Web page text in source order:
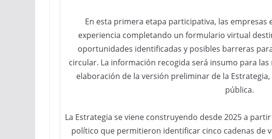
En esta primera etapa participativa, las
experiencia completando un formulario virtual
oportunidades identificadas y posibles barreras
circular. La información recogida será insumo para
elaboración de la versión preliminar de la
pública.
La Estrategia se viene construyendo desde 2025 a
político que permitieron identificar cinco cadenas de